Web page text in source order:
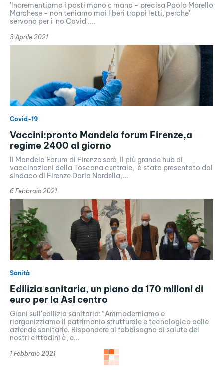
'Incrementiamo i posti mano a mano - precisa Paolo Morello
Marchese - non teniamo mai liberi troppi letti, perche'
servono per i 'no Covid'....
3 Aprile 2021
Covid-19
Vaccini:pronto Mandela forum Firenze,a
regime 2400 al giorno
Il Mandela Forum di Firenze sarà il più grande hub di
vaccinazioni della Toscana centrale, è stato presentato dal
sindaco di Firenze Dario Nardella,...
6 Febbraio 2021
Sanità
Edilizia sanitaria, un piano da 170 milioni di
euro per la Asl centro
Giani sull'edilizia sanitaria: “Ammoderniamo e
riorganizziamo il patrimonio strutturale e tecnologico delle
aziende sanitarie. Rispondere al fabbisogno di salute dei
nostri cittadini è, e...
1 Febbraio 2021